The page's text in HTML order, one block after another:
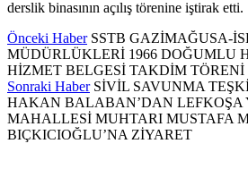
derslik binasının açılış törenine iştirak etti.
Önceki Haber SSTB GAZİMAĞUSA-
MÜDÜRLÜKLERİ 1966 DOĞUMLU
HİZMET BELGESİ TAKDİM
Sonraki Haber SİVİL SAVUNMA
HAKAN BALABAN’DAN LEFKOŞA
MAHALLESİ MUHTARI MUSTAFA
BIÇKICIOĞLU’NA ZİYARET